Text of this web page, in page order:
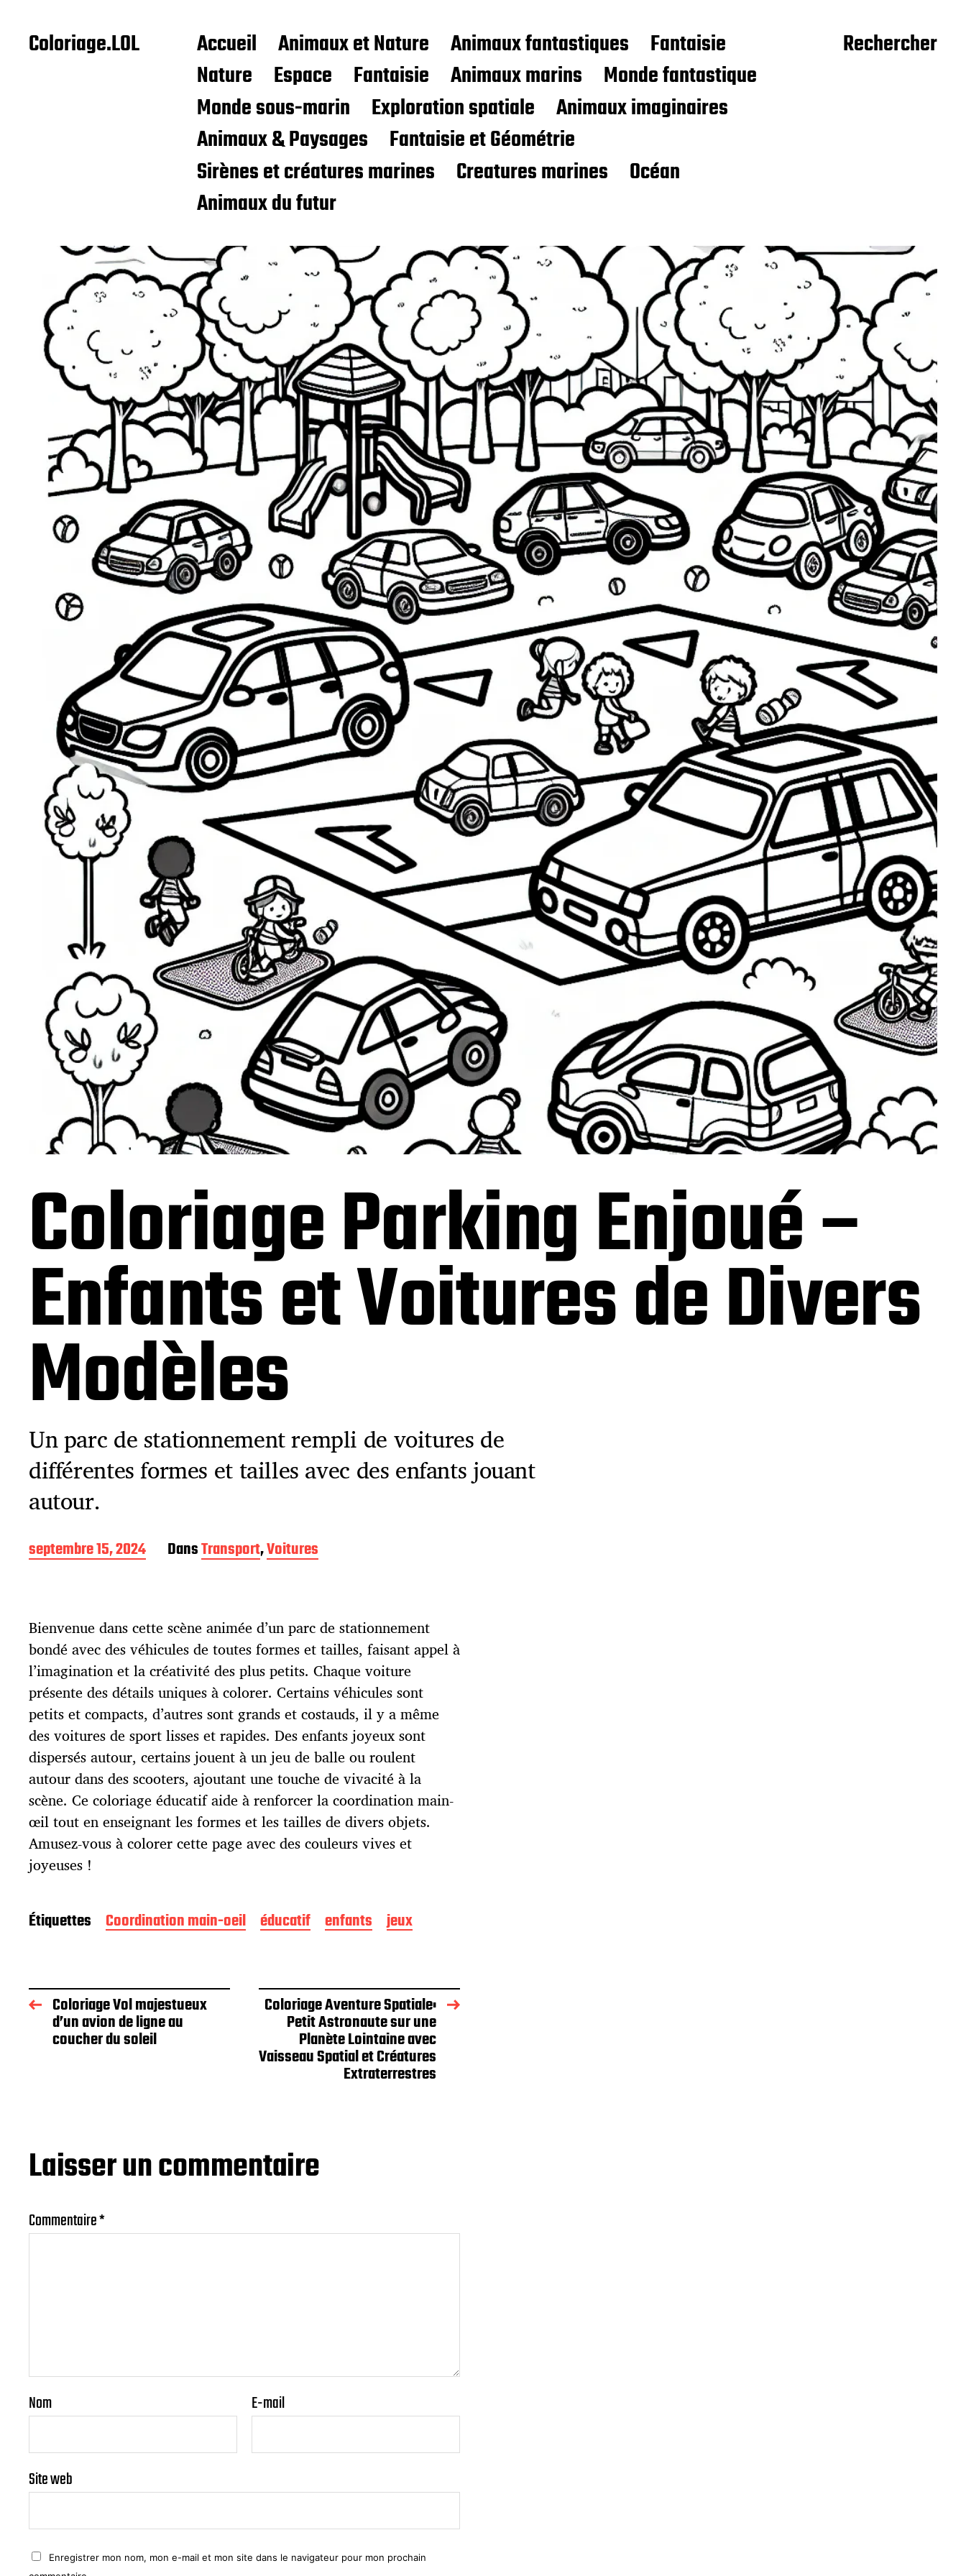
Coloriage.LOL Accueil Animaux et Nature Animaux fantastiques
Fantaisie
Nature
Espace Fantaisie Animaux marins
Monde fantastique
Monde sous-marin
Exploration spatiale
Animaux imaginaires
Animaux & Paysages
Fantaisie et Géométrie
Sirènes et créatures marines
Creatures marines
Océan
Animaux du futur
Rechercher
Coloriage Parking Enjoué –
Enfants et Voitures de Divers
Modèles
Un parc de stationnement rempli de voitures de
différentes formes et tailles avec des enfants jouant
autour.
D
a
e
p
u
b
l
i
c
a
t
i
o
n
septembre 15, 2024 DansTransport,Voitures
Bienvenue dans cette scène animée d’un parc de stationnement
bondé avec des véhicules de toutes formes et tailles, faisant appel à
l’imagination et la créativité des plus petits. Chaque voiture
présente des détails uniques à colorer. Certains véhicules sont
petits et compacts, d’autres sont grands et costauds, il y a même
des voitures de sport lisses et rapides. Des enfants joyeux sont
dispersés autour, certains jouent à un jeu de balle ou roulent
autour dans des scooters, ajoutant une touche de vivacité à la
scène. Ce coloriage éducatif aide à renforcer la coordination main-
œil tout en enseignant les formes et les tailles de divers objets.
Amusez-vous à colorer cette page avec des couleurs vives et
joyeuses !
Étiquettes Coordination main-oeil éducatif enfants jeux
Coloriage Vol majestueux
d’un avion de ligne au
coucher du soleil
Coloriage Aventure Spatiale:
Petit Astronaute sur une
Planète Lointaine avec
Vaisseau Spatial et Créatures
Extraterrestres
Laisser un commentaire
Commentaire*
Nom E-mail
Site web
Enregistrer mon nom, mon e-mail et mon site dans le navigateur pour mon prochain